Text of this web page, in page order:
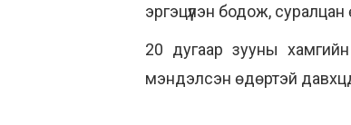
эргэцүүлэн бодож, суралцан
20 дугаар зууны
мэндэлсэн өдөртэй